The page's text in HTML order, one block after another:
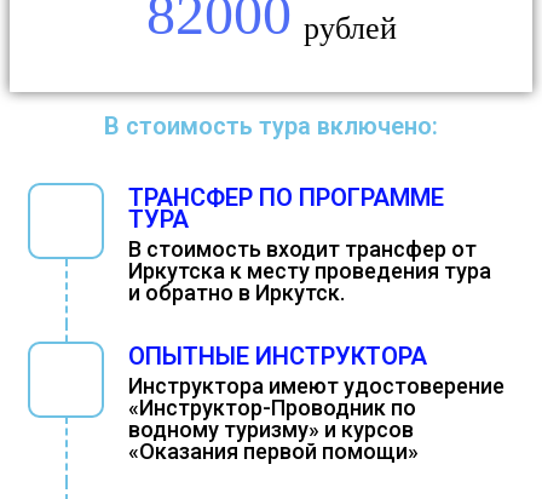
82000 рублей
В стоимость тура включено:
ТРАНСФЕР ПО ПРОГРАММЕ
ТУРА
В стоимость входит трансфер от
Иркутска к месту проведения тура
и обратно в Иркутск.
ОПЫТНЫЕ ИНСТРУКТОРА
Инструктора имеют удостоверение
«Инструктор-Проводник по
водному туризму» и курсов
«Оказания первой помощи»